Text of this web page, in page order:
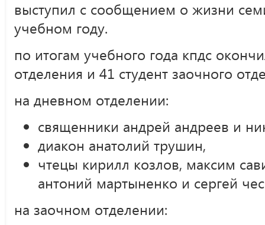
выступил с сообщением о жизни
учебном году.
по итогам учебного года кпдс
отделения и 41 студент заочного
на дневном отделении:
священники андрей андреев и
диакон анатолий трушин,
чтецы кирилл козлов, максим
антоний мартыненко и сергей
на заочном отделении: